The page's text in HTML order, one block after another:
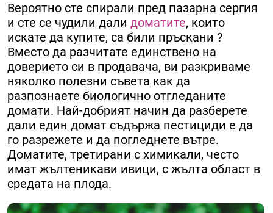
Вероятно сте спирали пред пазарна сергия
и сте се чудили дали доматите, които
искате да купите, са били пръскани ?
Вместо да разчитате единствено на
доверието си в продавача, ви разкриваме
няколко полезни съвета как да
разпознаете биологично отгледаните
домати. Най-добрият начин да разберете
дали един домат съдържа пестициди е да
го разрежете и да погледнете вътре.
Доматите, третирани с химикали, често
имат жълтеникави ивици, с жълта област в
средата на плода.